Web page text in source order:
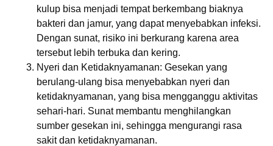
kulup bisa menjadi tempat berkembang biaknya
bakteri dan jamur, yang dapat menyebabkan infeksi.
Dengan sunat, risiko ini berkurang karena area
tersebut lebih terbuka dan kering.
Nyeri dan Ketidaknyamanan: Gesekan yang
berulang-ulang bisa menyebabkan nyeri dan
ketidaknyamanan, yang bisa mengganggu aktivitas
sehari-hari. Sunat membantu menghilangkan
sumber gesekan ini, sehingga mengurangi rasa
sakit dan ketidaknyamanan.